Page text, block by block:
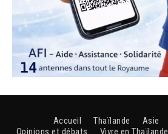
Accueil Thaïlande Asie
Opinions et débats
Vivre en Thaïlande